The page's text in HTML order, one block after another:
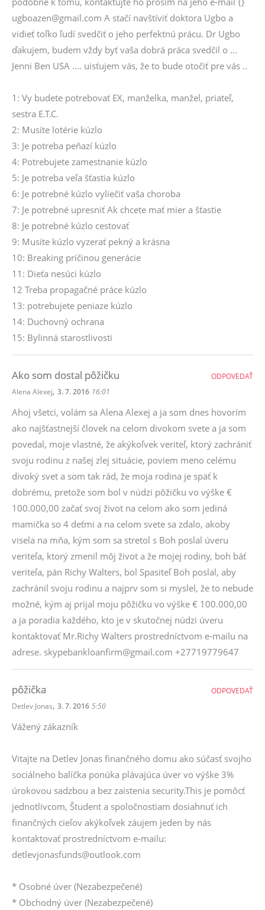
ugboazen@gmail.com A stačí navštíviť doktora Ugbo a
vidieť toľko ľudí svedčiť o jeho perfektnú prácu. Dr Ugbo
ďakujem, budem vždy byť vaša dobrá práca svedčil o ...
Jenni Ben USA .... uisťujem vás, že to bude otočiť pre vás ..
1: Vy budete potrebovať EX, manželka, manžel, priateľ,
sestra E.T.C.
2: Musíte lotérie kúzlo
3: Je potreba peňazí kúzlo
4: Potrebujete zamestnanie kúzlo
5: Je potreba veľa šťastia kúzlo
6: Je potrebné kúzlo vyliečiť vaša choroba
7: Je potrebné upresniť Ak chcete mať mier a šťastie
8: Je potrebné kúzlo cestovať
9: Musíte kúzlo vyzerať pekný a krásna
10: Breaking príčinou generácie
11: Dieťa nesúci kúzlo
12 Treba propagačné práce kúzlo
13: potrebujete peniaze kúzlo
14: Duchovný ochrana
15: Bylinná starostlivosti
Ako som dostal pôžičku
Alena Alexej, 3. 7. 2016 16:01
Ahoj všetci, volám sa Alena Alexej a ja som dnes hovorím
ako najšťastnejší človek na celom divokom svete a ja som
povedal, moje vlastné, že akýkoľvek veriteľ, ktorý zachrániť
svoju rodinu z našej zlej situácie, poviem meno celému
divoký svet a som tak rád, že moja rodina je späť k
dobrému, pretože som bol v núdzi pôžičku vo výške €
100.000,00 začať svoj život na celom ako som jediná
mamička so 4 deťmi a na celom svete sa zdalo, akoby
visela na mňa, kým som sa stretol s Boh poslal úveru
veriteľa, ktorý zmenil môj život a že mojej rodiny, boh báť
veriteľa, pán Richy Walters, bol Spasiteľ Boh poslal, aby
zachránil svoju rodinu a najprv som si myslel, že to nebude
možné, kým aj prijal moju pôžičku vo výške € 100.000,00
a ja poradia každého, kto je v skutočnej núdzi úveru
kontaktovať Mr.Richy Walters prostredníctvom e-mailu na
adrese. skypebankloanfirm@gmail.com +27719779647
ODPOVEDAŤ
pôžička
Detlev Jonas, 3. 7. 2016 5:50
Vážený zákazník
Vitajte na Detlev Jonas finančného domu ako súčasť svojho
sociálneho balíčka ponúka plávajúca úver vo výške 3%
úrokovou sadzbou a bez zaistenia security.This je pomôcť
jednotlivcom, Študent a spoločnostiam dosiahnuť ich
finančných cieľov akýkoľvek záujem jeden by nás
kontaktovať prostredníctvom e-mailu:
detlevjonasfunds@outlook.com
* Osobné úver (Nezabezpečené)
* Obchodný úver (Nezabezpečené)
ODPOVEDAŤ